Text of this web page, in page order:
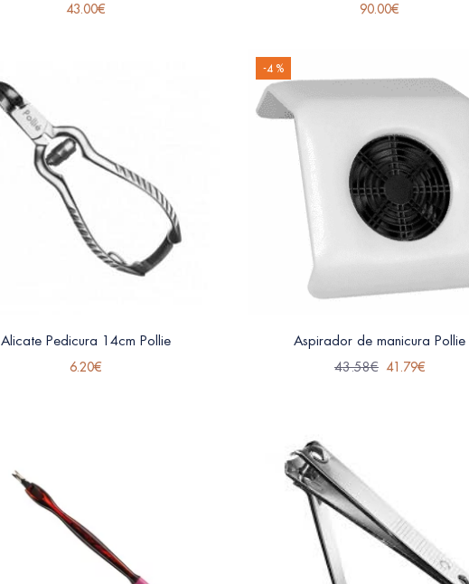
43.00€ 90.00€
Alicate Pedicura 14cm Pollie
6.20€
-4 %
Aspirador de manicura Pollie
43.58€ 41.79€